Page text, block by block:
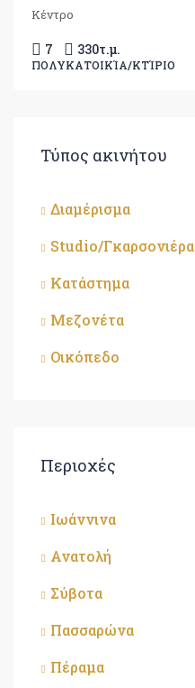
Κέντρο
7 330τ.μ.
ΠΟΛΥΚΑΤΟΙΚΊΑ/ΚΤΊΡΙΟ
Τύπος ακινήτου
Διαμέρισμα
Studio/Γκαρσονιέρα
Κατάστημα
Μεζονέτα
Οικόπεδο
Περιοχές
Ιωάννινα
Ανατολή
Σύβοτα
Πασσαρώνα
Πέραμα